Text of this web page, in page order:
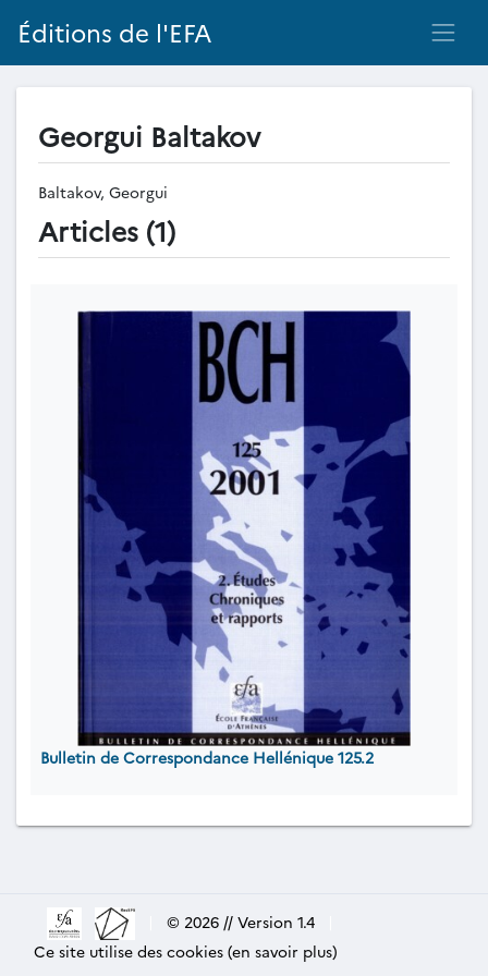
Éditions de l'EFA
Georgui Baltakov
Baltakov, Georgui
Articles (1)
Bulletin de Correspondance Hellénique 125.2
© 2026 // Version 1.4
Ce site utilise des cookies (en savoir plus)